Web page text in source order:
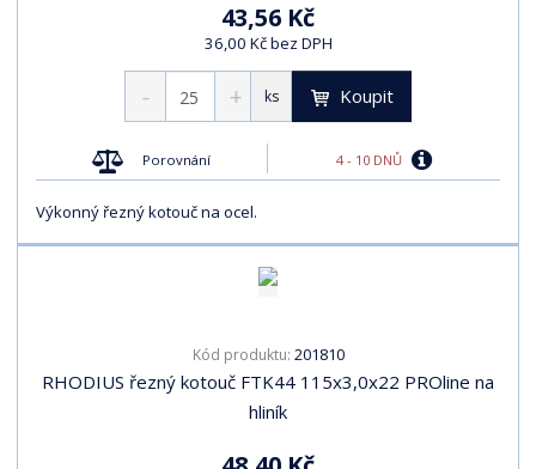
43,56 Kč
36,00 Kč bez DPH
ks Koupit
Porovnání 4 - 10 DNŮ
Výkonný řezný kotouč na ocel.
Kód produktu: 201810
RHODIUS řezný kotouč FTK44 115x3,0x22 PROline na
hliník